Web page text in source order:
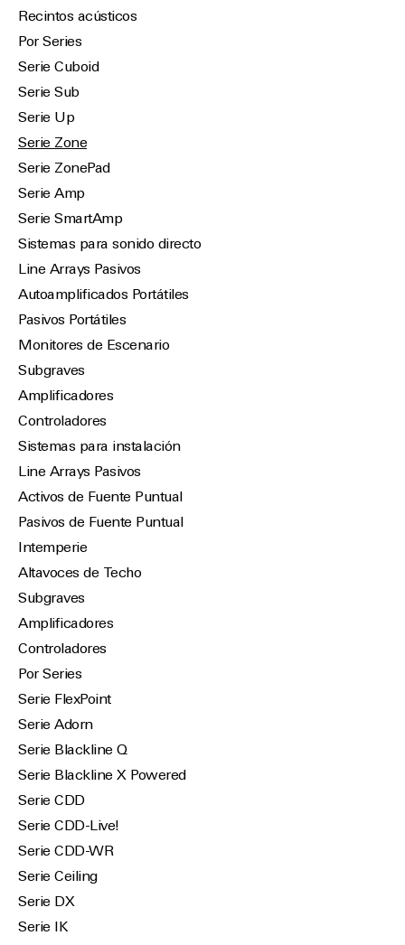
Recintos acústicos
Por Series
Serie Cuboid
Serie Sub
Serie Up
Serie Zone
Serie ZonePad
Serie Amp
Serie SmartAmp
Sistemas para sonido directo
Line Arrays Pasivos
Autoamplificados Portátiles
Pasivos Portátiles
Monitores de Escenario
Subgraves
Amplificadores
Controladores
Sistemas para instalación
Line Arrays Pasivos
Activos de Fuente Puntual
Pasivos de Fuente Puntual
Intemperie
Altavoces de Techo
Subgraves
Amplificadores
Controladores
Por Series
Serie FlexPoint
Serie Adorn
Serie Blackline Q
Serie Blackline X Powered
Serie CDD
Serie CDD-Live!
Serie CDD-WR
Serie Ceiling
Serie DX
Serie IK